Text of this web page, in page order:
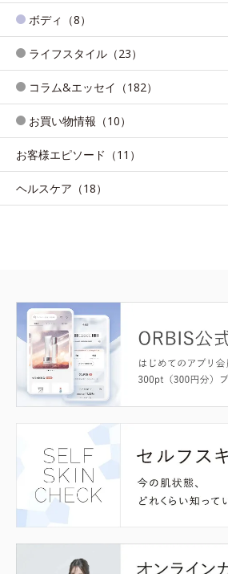
ボディ（8）
ライフスタイル（23）
コラム&エッセイ（182）
お買い物情報（10）
お客様エピソード（11）
ヘルスケア（18）